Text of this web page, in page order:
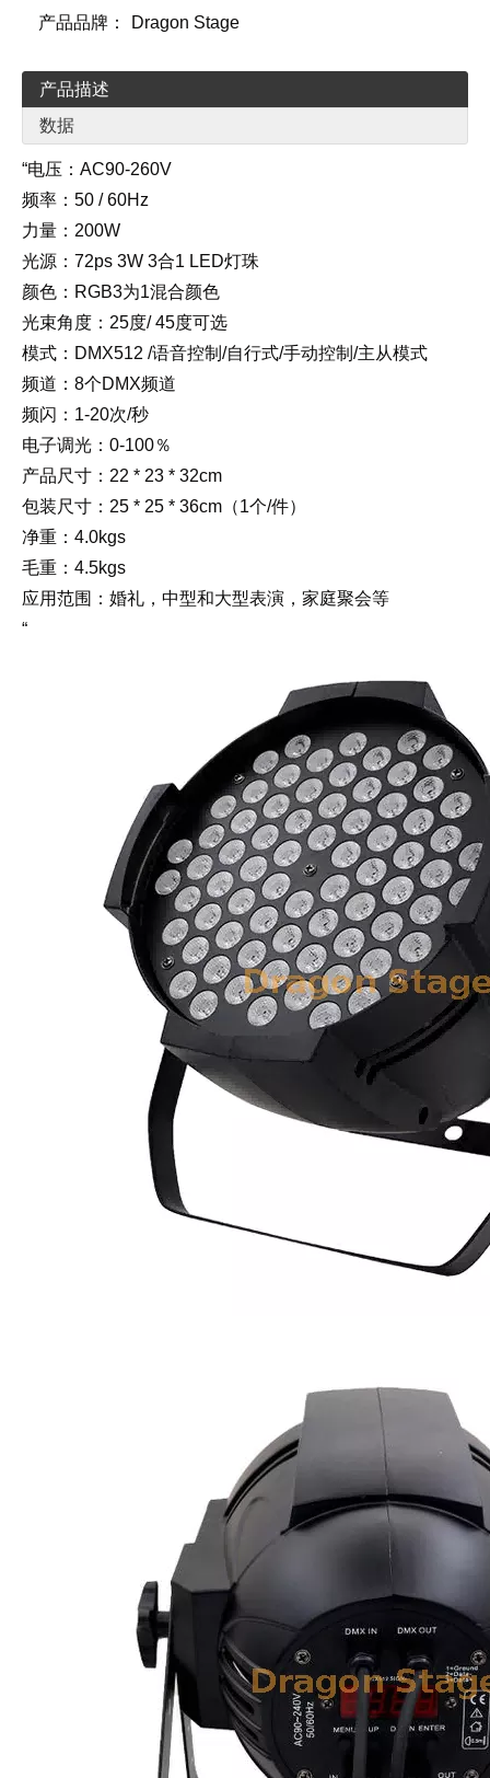
产品品牌： Dragon Stage
产品描述
数据
“电压：AC90-260V
频率：50 / 60Hz
力量：200W
光源：72ps 3W 3合1 LED灯珠
颜色：RGB3为1混合颜色
光束角度：25度/ 45度可选
模式：DMX512 /语音控制/自行式/手动控制/主从模式
频道：8个DMX频道
频闪：1-20次/秒
电子调光：0-100％
产品尺寸：22 * 23 * 32cm
包装尺寸：25 * 25 * 36cm（1个/件）
净重：4.0kgs
毛重：4.5kgs
应用范围：婚礼，中型和大型表演，家庭聚会等
“